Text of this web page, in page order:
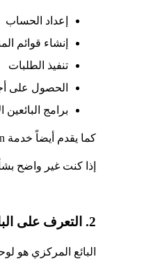
إعداد الحساب
إنشاء قوائم
تنفيذ الطلبات
الحصول على
برامج البائعين
كما يقدم أيضاً خدمة Fulfillment by Amazon، وسجل العلامات التجارية، وصحة الحساب.
إذا كنت غير واضح
2. التعرف على البائع المركزي
البائع المركزي هو